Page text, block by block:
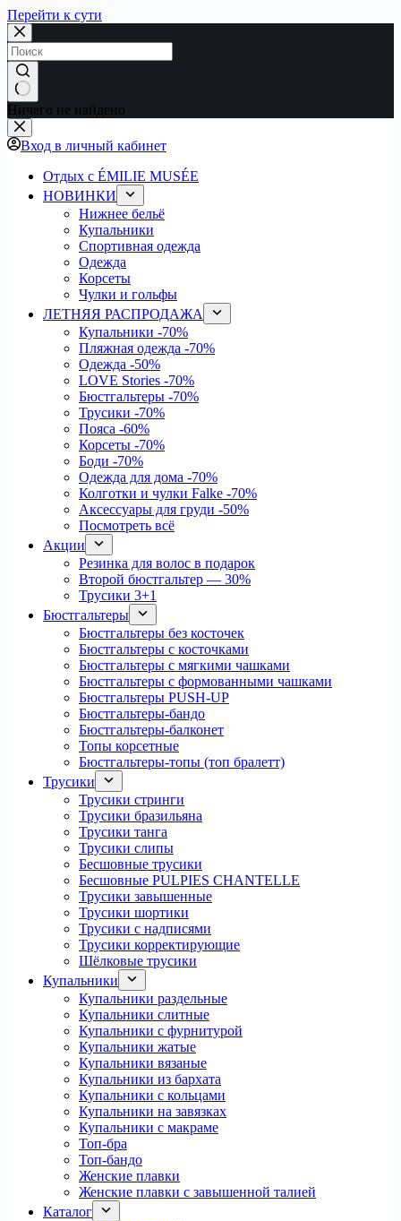
Перейти к сути
Ничего не найдено
Вход в личный кабинет
Отдых с ÉMILIE MUSÉE
НОВИНКИ
Нижнее бельё
Купальники
Спортивная одежда
Одежда
Корсеты
Чулки и гольфы
ЛЕТНЯЯ РАСПРОДАЖА
Купальники -70%
Пляжная одежда -70%
Одежда -50%
LOVE Stories -70%
Бюстгальтеры -70%
Трусики -70%
Пояса -60%
Корсеты -70%
Боди -70%
Одежда для дома -70%
Колготки и чулки Falke -70%
Аксессуары для груди -50%
Посмотреть всё
Акции
Резинка для волос в подарок
Второй бюстгальтер — 30%
Трусики 3+1
Бюстгальтеры
Бюстгальтеры без косточек
Бюстгальтеры с косточками
Бюстгальтеры с мягкими чашками
Бюстгальтеры с формованными чашками
Бюстгальтеры PUSH-UP
Бюстгальтеры-бандо
Бюстгальтеры-балконет
Топы корсетные
Бюстгальтеры-топы (топ бралетт)
Трусики
Трусики стринги
Трусики бразильяна
Трусики танга
Трусики слипы
Бесшовные трусики
Бесшовные PULPIES CHANTELLE
Трусики завышенные
Трусики шортики
Трусики с надписями
Трусики корректирующие
Шёлковые трусики
Купальники
Купальники раздельные
Купальники слитные
Купальники с фурнитурой
Купальники жатые
Купальники вязаные
Купальники из бархата
Купальники с кольцами
Купальники на завязках
Купальники с макраме
Топ-бра
Топ-бандо
Женские плавки
Женские плавки с завышенной талией
Каталог